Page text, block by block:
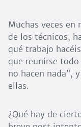
Muchas veces
de los técnicos,
qué trabajo
que reunirse
no hacen nada”,
ellas.
¿Qué hay de